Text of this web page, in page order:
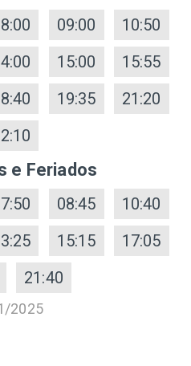
09:00
10:50
15:00
15:55
19:35
21:20
e Feriados
08:45
10:40
15:15
17:05
21:40
2025